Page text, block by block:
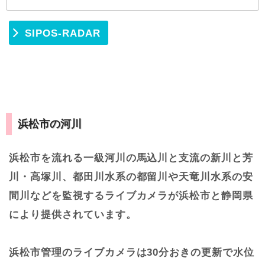
SIPOS-RADAR
浜松市の河川
浜松市を流れる一級河川の馬込川と支流の新川と芳
川・高塚川、都田川水系の都留川や天竜川水系の安
間川などを監視するライブカメラが浜松市と静岡県
により提供されています。
浜松市管理のライブカメラは30分おきの更新で水位